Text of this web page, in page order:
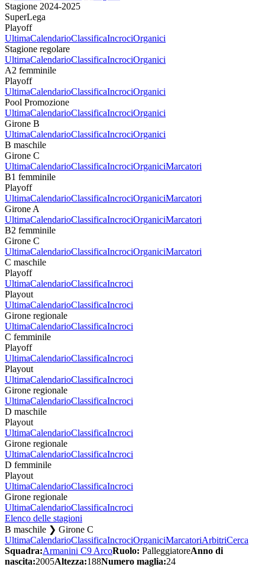
Stagione 2024-2025
SuperLega
Playoff
UltimaCalendarioClassificaIncrociOrganici
Stagione regolare
UltimaCalendarioClassificaIncrociOrganici
A2 femminile
Playoff
UltimaCalendarioClassificaIncrociOrganici
Pool Promozione
UltimaCalendarioClassificaIncrociOrganici
Girone B
UltimaCalendarioClassificaIncrociOrganici
B maschile
Girone C
UltimaCalendarioClassificaIncrociOrganiciMarcatori
B1 femminile
Playoff
UltimaCalendarioClassificaIncrociOrganiciMarcatori
Girone A
UltimaCalendarioClassificaIncrociOrganiciMarcatori
B2 femminile
Girone C
UltimaCalendarioClassificaIncrociOrganiciMarcatori
C maschile
Playoff
UltimaCalendarioClassificaIncroci
Playout
UltimaCalendarioClassificaIncroci
Girone regionale
UltimaCalendarioClassificaIncroci
C femminile
Playoff
UltimaCalendarioClassificaIncroci
Playout
UltimaCalendarioClassificaIncroci
Girone regionale
UltimaCalendarioClassificaIncroci
D maschile
Playout
UltimaCalendarioClassificaIncroci
Girone regionale
UltimaCalendarioClassificaIncroci
D femminile
Playout
UltimaCalendarioClassificaIncroci
Girone regionale
UltimaCalendarioClassificaIncroci
Elenco delle stagioni
B maschile ❯ Girone C
UltimaCalendarioClassificaIncrociOrganiciMarcatoriArbitriCerca
Squadra:Armanini C9 ArcoRuolo: PalleggiatoreAnno di
nascita:2005Altezza:188Numero maglia:24